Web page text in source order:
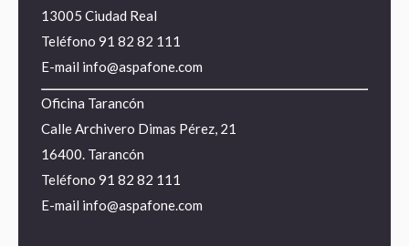
13005 Ciudad Real
Teléfono 91 82 82 111
E-mail info@aspafone.com
Oficina Tarancón
Calle Archivero Dimas Pérez, 21
16400. Tarancón
Teléfono 91 82 82 111
E-mail info@aspafone.com